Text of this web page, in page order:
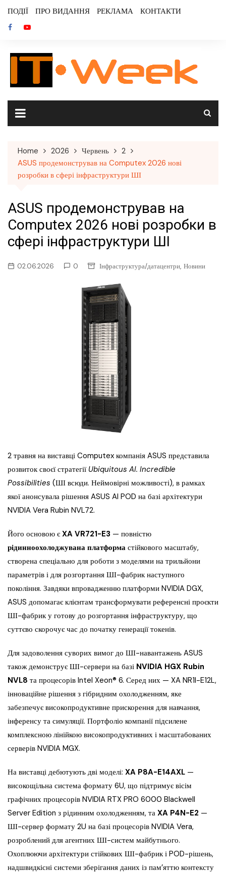
content
ПОДІЇ ПРО ВИДАННЯ РЕКЛАМА КОНТАКТИ
Home 2026 Червень
2
ASUS продемонстрував на Computex 2026 нові
розробки в сфері інфраструктури ШІ
ASUS продемонстрував на
Computex 2026 нові розробки в
сфері інфраструктури ШІ
02.06.2026 0 Інфраструктура/датацентри, Новини
2 травня на виставці Computex компанія ASUS представила
розвиток своєї стратегії Ubiquitous AI. Incredible
Possibilities (ШІ всюди. Неймовірні можливості), в рамках
якої анонсувала рішення ASUS AI POD на базі архітектури
NVIDIA Vera Rubin NVL72.
Його основою єXA VR721-E3 — повністю
рідинноохолоджувана платформа стійкового масштабу,
створена спеціально для роботи з моделями на трильйони
параметрів і для розгортання ШІ-фабрик наступного
покоління. Завдяки впровадженню платформи NVIDIA DGX,
ASUS допомагає клієнтам трансформувати референсні проєкти
ШІ-фабрик у готову до розгортання інфраструктуру, що
суттєво скорочує час до початку генерації токенів.
Для задоволення суворих вимог до ШІ-навантажень ASUS
також демонструє ШІ-сервери на базі NVIDIA HGX Rubin
NVL8 та процесорів Intel Xeon® 6. Серед них — XA NR1I-E12L,
інноваційне рішення з гібридним охолодженням, яке
забезпечує високопродуктивне прискорення для навчання,
інференсу та симуляції. Портфоліо компанії підсилене
комплексною лінійкою високопродуктивних і масштабованих
серверів NVIDIA MGX.
На виставці дебютують дві моделі: XA P8A-E14AXL —
високощільна система формату 6U, що підтримує вісім
графічних процесорів NVIDIA RTX PRO 6000 Blackwell
Server Edition з рідинним охолодженням, та XA P4N-E2 —
ШІ-сервер формату 2U на базі процесорів NVIDIA Vera,
розроблений для агентних ШІ-систем майбутнього.
Охоплюючи архітектури стійкових ШІ-фабрик і POD-рішень,
надшвидкісні системи зберігання даних із пам’яттю контексту